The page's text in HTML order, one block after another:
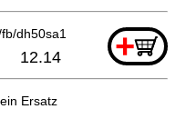
dh50sa1 +
12.14
Ersatz